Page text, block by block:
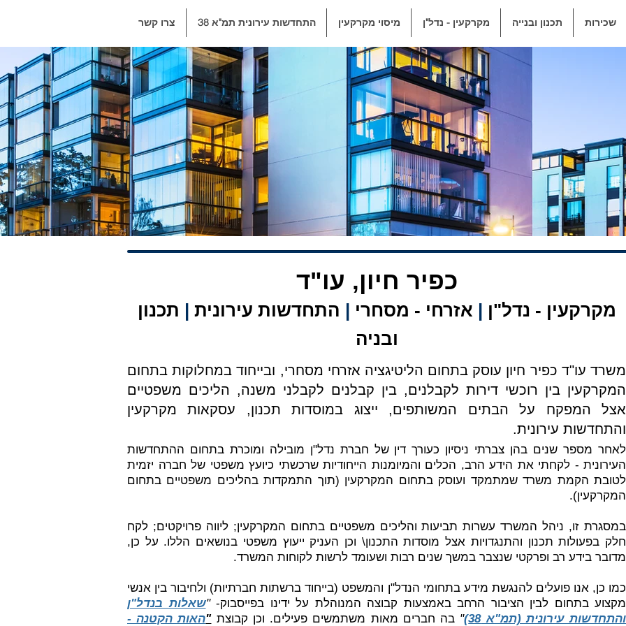
צרו קשר התחדשות עירונית תמ"א 38 מיסוי מקרקעין מקרקעין - נדל"ן תכנון ובנייה שכירות
כפיר חיון, עו"ד
מקרקעין - נדל"ן | אזרחי - מסחרי | התחדשות עירונית | תכנון
ובניה
משרד עו"ד כפיר חיון עוסק בתחום הליטיגציה אזרחי מסחרי, ובייחוד במחלוקות בתחום
המקרקעין בין רוכשי דירות לקבלנים, בין קבלנים לקבלני משנה, הליכים משפטיים
אצל המפקח על הבתים המשותפים, ייצוג במוסדות תכנון, עסקאות מקרקעין
והתחדשות עירונית.
לאחר מספר שנים בהן צברתי ניסיון כעורך דין של חברת נדל"ן מובילה ומוכרת בתחום ההתחדשות
העירונית - לקחתי את הידע הרב, הכלים והמיומנות הייחודיות שרכשתי כיועץ משפטי של חברה יזמית
לטובת הקמת משרד שמתמקד ועוסק בתחום המקרקעין (תוך התמקדות בהליכים משפטיים בתחום
המקרקעין).
במסגרת זו, ניהל המשרד עשרות תביעות והליכים משפטיים בתחום המקרקעין; ליווה פרויקטים; לקח
חלק בפעולות תכנון והתנגדויות אצל מוסדות התכנון\ וכן העניק ייעוץ משפטי בנושאים הללו. על כן,
מדובר בידע רב ופרקטי שנצבר במשך שנים רבות ושעומד לרשות לקוחות המשרד.
​כמו כן, אנו פועלים להנגשת מידע בתחומי הנדל"ן והמשפט (בייחוד ברשתות חברתיות) ולחיבור בין אנשי
מקצוע בתחום לבין הציבור הרחב באמצעות קבוצה המנוהלת על ידינו בפייסבוק-"שאלות בנדל"ן
והתחדשות עירונית (תמ"א 38)
" בה חברים מאות משתמשים פעילים. וכן קבוצת"האות הקטנה -